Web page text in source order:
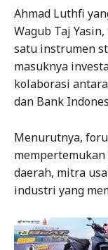
Ahmad Luthfi
Wagub Taj
satu instrumen
masuknya
kolaborasi
dan Bank
Menurutnya,
daerah, mitra
industri yang